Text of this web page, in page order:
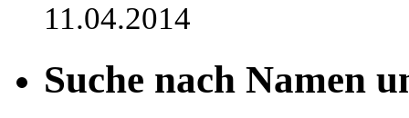
11.04.2014
Suche nach Namen